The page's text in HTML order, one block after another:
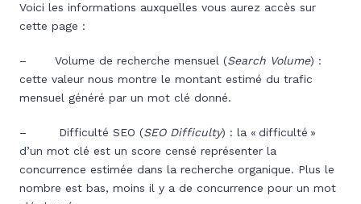
Voici les informations auxquelles vous aurez accès sur
cette page :
– Volume de recherche mensuel (Search Volume) :
cette valeur nous montre le montant estimé du trafic
mensuel généré par un mot clé donné.
– Difficulté SEO (SEO Difficulty) : la « difficulté »
d’un mot clé est un score censé représenter la
concurrence estimée dans la recherche organique. Plus le
nombre est bas, moins il y a de concurrence pour un mot